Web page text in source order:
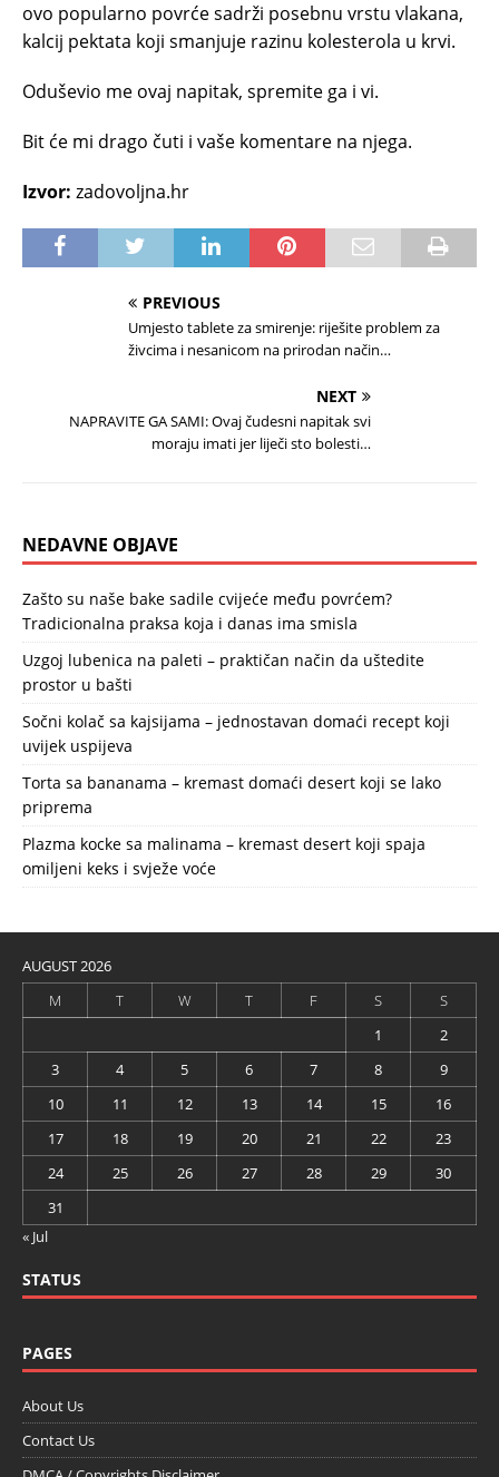
ovo popularno povrće sadrži posebnu vrstu vlakana,
kalcij pektata koji smanjuje razinu kolesterola u krvi.
Oduševio me ovaj napitak, spremite ga i vi.
Bit će mi drago čuti i vaše komentare na njega.
Izvor: zadovoljna.hr
PREVIOUS
Umjesto tablete za smirenje: riješite problem za
živcima i nesanicom na prirodan način…
NEXT
NAPRAVITE GA SAMI: Ovaj čudesni napitak svi
moraju imati jer liječi sto bolesti…
NEDAVNE OBJAVE
Zašto su naše bake sadile cvijeće među povrćem?
Tradicionalna praksa koja i danas ima smisla
Uzgoj lubenica na paleti – praktičan način da uštedite
prostor u bašti
Sočni kolač sa kajsijama – jednostavan domaći recept koji
uvijek uspijeva
Torta sa bananama – kremast domaći desert koji se lako
priprema
Plazma kocke sa malinama – kremast desert koji spaja
omiljeni keks i svježe voće
AUGUST 2026
M
T W T F S
S
1
2
3
4 5 6 7 8
9
10
11 12 13 14 15
16
17
18 19 20 21 22
23
24
25 26 27 28 29
30
31
« Jul
STATUS
PAGES
About Us
Contact Us